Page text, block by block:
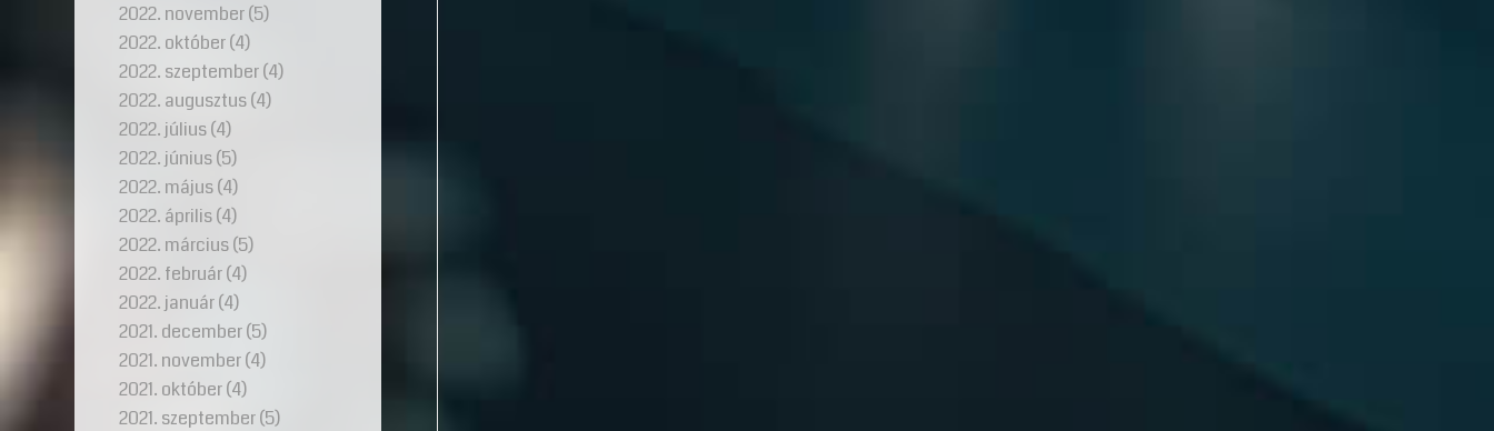
2022. november(5)
2022. október(4)
2022. szeptember(4)
2022. augusztus(4)
2022. július(4)
2022. június(5)
2022. május(4)
2022. április(4)
2022. március(5)
2022. február(4)
2022. január(4)
2021. december(5)
2021. november(4)
2021. október(4)
2021. szeptember(5)